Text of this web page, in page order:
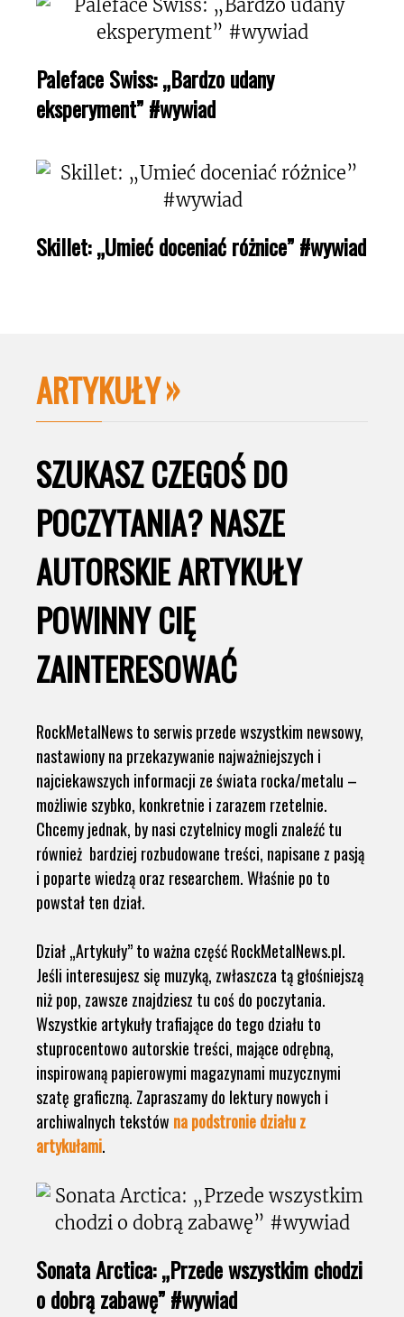
Paleface Swiss: „Bardzo udany
eksperyment” #wywiad
Skillet: „Umieć doceniać różnice” #wywiad
ARTYKUŁY
SZUKASZ CZEGOŚ DO
POCZYTANIA? NASZE
AUTORSKIE ARTYKUŁY
POWINNY CIĘ
ZAINTERESOWAĆ
RockMetalNews to serwis przede wszystkim newsowy,
nastawiony na przekazywanie najważniejszych i
najciekawszych informacji ze świata rocka/metalu –
możliwie szybko, konkretnie i zarazem rzetelnie.
Chcemy jednak, by nasi czytelnicy mogli znaleźć tu
również bardziej rozbudowane treści, napisane z pasją
i poparte wiedzą oraz researchem. Właśnie po to
powstał ten dział.
Dział „Artykuły” to ważna część RockMetalNews.pl.
Jeśli interesujesz się muzyką, zwłaszcza tą głośniejszą
niż pop, zawsze znajdziesz tu coś do poczytania.
Wszystkie artykuły trafiające do tego działu to
stuprocentowo autorskie treści, mające odrębną,
inspirowaną papierowymi magazynami muzycznymi
szatę graficzną. Zapraszamy do lektury nowych i
archiwalnych tekstów na podstronie działu z
artykułami.
Sonata Arctica: „Przede wszystkim chodzi
o dobrą zabawę” #wywiad